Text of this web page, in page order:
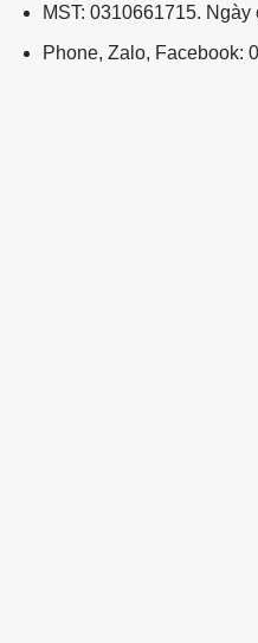
MST: 0310661715. Ngày
Phone, Zalo, Facebook: